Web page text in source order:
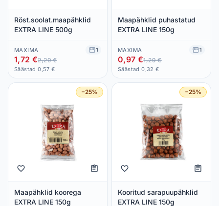
Röst.soolat.maapähklid
EXTRA LINE 500g
MAXIMA 1
1,72 €2,29 €
Säästad 0,57 €
Maapähklid puhastatud
EXTRA LINE 150g
MAXIMA 1
0,97 €1,29 €
Säästad 0,32 €
−25%
Maapähklid koorega
EXTRA LINE 150g
−25%
Kooritud sarapuupähklid
EXTRA LINE 150g